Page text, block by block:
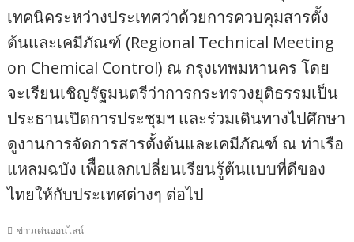
เทคนิคระหว่างประเทศว่าด้วยการควบคุมสารตั้ง
ต้นและเคมีภัณฑ์ (Regional Technical Meeting
on Chemical Control) ณ กรุงเทพมหานคร โดย
จะเรียนเชิญรัฐมนตรีว่าการกระทรวงยุติธรรมเป็น
ประธานเปิดการประชุมฯ และร่วมเดินทางไปศึกษา
ดูงานการจัดการสารตั้งต้นและเคมีภัณฑ์ ณ ท่าเรือ
แหลมฉบัง เพืือแลกเปลี่ยนเรียนรู้ต้นแบบที่ดีของ
ไทยให้กับประเทศต่างๆ ต่อไป
ข่าวเด่นออนไลน์